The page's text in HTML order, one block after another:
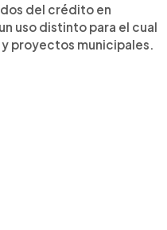
del crédito en
uso distinto para el cual
proyectos municipales.